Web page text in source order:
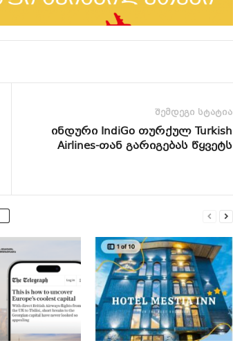
შემდეგი სტატია
ინდური IndiGo ​თურქულ Turkish
Airlines-თან გარიგებას წყვეტს